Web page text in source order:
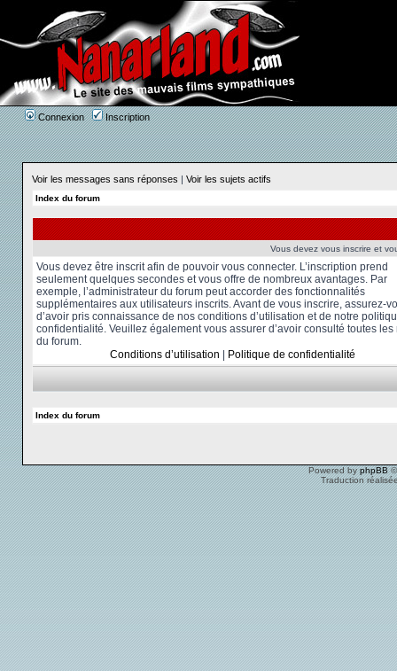
Connexion Inscription
Voir les messages sans réponses | Voir les sujets actifs
Index du forum
Vous devez vous inscrire et
Vous devez être inscrit afin de pouvoir vous connecter. L’inscription prend
seulement quelques secondes et vous offre de nombreux avantages. Par
exemple, l’administrateur du forum peut accorder des fonctionnalités
supplémentaires aux utilisateurs inscrits. Avant de vous inscrire, assurez-
d’avoir pris connaissance de nos conditions d’utilisation et de notre
confidentialité. Veuillez également vous assurer d’avoir consulté toutes les
du forum.
Conditions d’utilisation
Politique de confidentialité
Index du forum
Powered byphpBB©
Traduction